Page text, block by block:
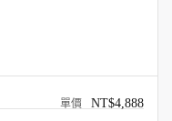
NT$4,888